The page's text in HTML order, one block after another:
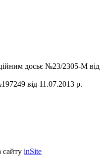
досьє №23/2305-М від
від 11.07.2013 р.
сайту inSite